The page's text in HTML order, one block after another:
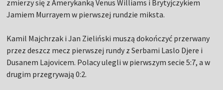
zmierzy się z Amerykanką Venus Williams i Brytyjczykiem
Jamiem Murrayem w pierwszej rundzie miksta.
Kamil Majchrzak i Jan Zieliński muszą dokończyć przerwany
przez deszcz mecz pierwszej rundy z Serbami Laslo Djere i
Dusanem Lajovicem. Polacy ulegli w pierwszym secie 5:7, a w
drugim przegrywają 0:2.